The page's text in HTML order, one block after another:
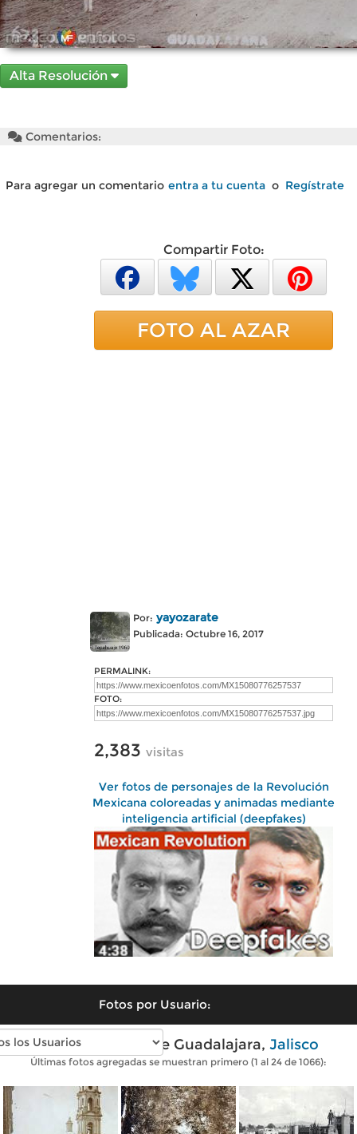
Alta Resolución
Comentarios:
Para agregar un comentario entra a tu cuenta o Regístrate
Compartir Foto:
FOTO AL AZAR
Por: yayozarate
Publicada: Octubre 16, 2017
PERMALINK:
FOTO:
2,383 visitas
Ver fotos de personajes de la Revolución
Mexicana coloreadas y animadas mediante
inteligencia artificial (deepfakes)
Fotos por Usuario:
Fotos antiguas de Guadalajara, Jalisco
Últimas fotos agregadas se muestran primero (1 al 24 de 1066):